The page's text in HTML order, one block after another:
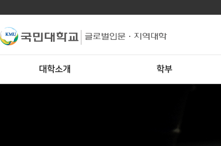
대학소개 학부